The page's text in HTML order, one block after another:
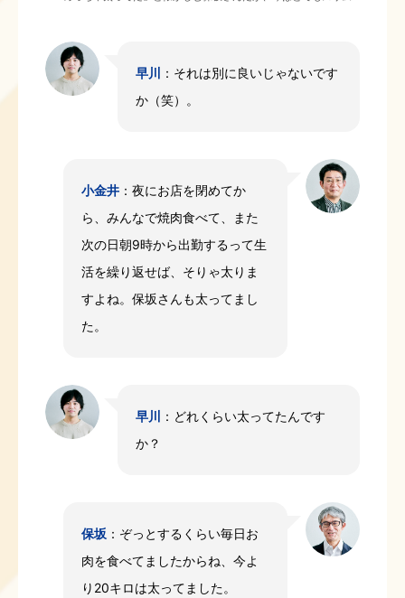
早川
：それは別に良いじゃないです
か（笑）。
小金井 ：夜にお店を閉めてか
ら、みんなで焼肉食べて、また
次の日朝9時から出勤するって生
活を繰り返せば、そりゃ太りま
すよね。保坂さんも太ってまし
た。
早川
：どれくらい太ってたんです
か？
保坂 ：ぞっとするくらい毎日お
肉を食べてましたからね、今よ
り20キロは太ってました。